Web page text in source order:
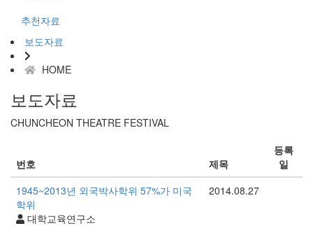
추천자료
보도자료
HOME
보도자료
CHUNCHEON THEATRE FESTIVAL
번호 제목
등록
일
1945~2013년 외국박사학위 57%가 미국
학위
대학교육연구소
2014.08.27